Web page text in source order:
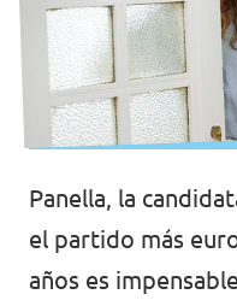
Panella, la
el partido más
años es